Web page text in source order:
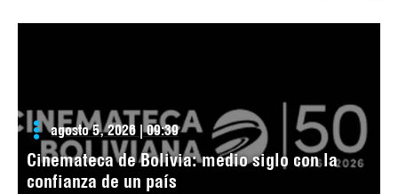
agosto 5, 2026 | 09:39
Cinemateca de Bolivia: medio siglo con la
confianza de un país